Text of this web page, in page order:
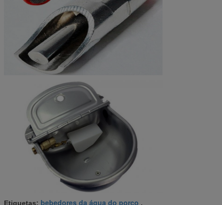
Etiquetas: bebedores da água do porco ,